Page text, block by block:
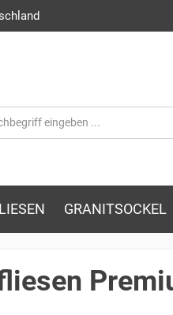
GRANITSOCKEL